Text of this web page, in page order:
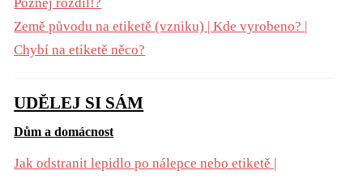
Země původu na etiketě (vzniku) | Kde vyrobeno? |
Chybí na etiketě něco?
UDĚLEJ SI SÁM
Dům a domácnost
Jak odstranit lepidlo po nálepce nebo etiketě |